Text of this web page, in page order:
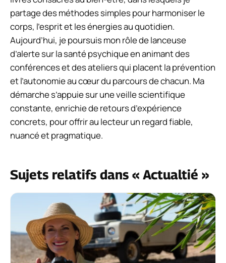
partage des méthodes simples pour harmoniser le
corps, l’esprit et les énergies au quotidien.
Aujourd’hui, je poursuis mon rôle de lanceuse
d’alerte sur la santé psychique en animant des
conférences et des ateliers qui placent la prévention
et l’autonomie au cœur du parcours de chacun. Ma
démarche s’appuie sur une veille scientifique
constante, enrichie de retours d’expérience
concrets, pour offrir au lecteur un regard fiable,
nuancé et pragmatique.
Sujets relatifs dans « Actualtié »